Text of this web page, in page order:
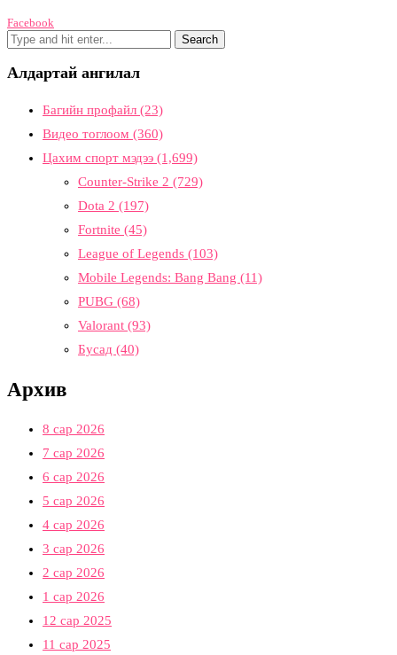
Facebook
Алдартай ангилал
Багийн профайл (23)
Видео тоглоом (360)
Цахим спорт мэдээ (1,699)
Counter-Strike 2 (729)
Dota 2 (197)
Fortnite (45)
League of Legends (103)
Mobile Legends: Bang Bang (11)
PUBG (68)
Valorant (93)
Бусад (40)
Архив
8 сар 2026
7 сар 2026
6 сар 2026
5 сар 2026
4 сар 2026
3 сар 2026
2 сар 2026
1 сар 2026
12 сар 2025
11 сар 2025